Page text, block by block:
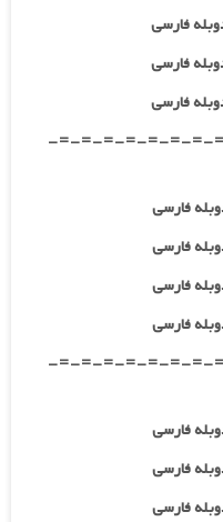
-=-=-=-=-=-=-=-
-=-=-=-=-=-=-=-